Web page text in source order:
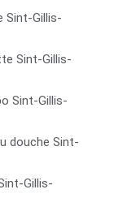
Sint-Gillis-
Sint-Gillis-
Sint-Gillis-
douche Sint-
Gillis-